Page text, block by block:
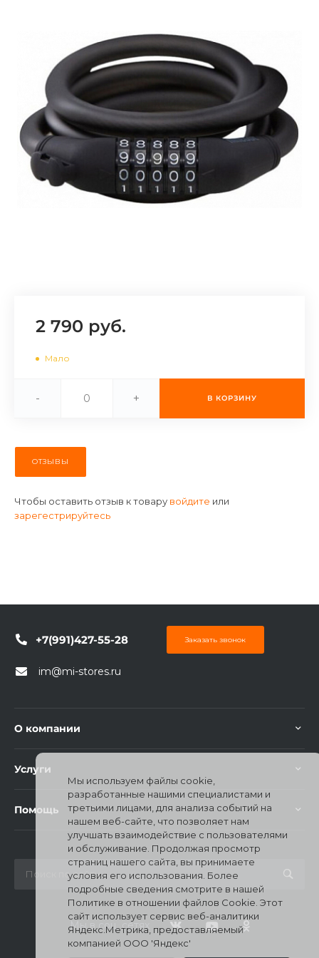
в корзину
Оплачивайте сегодня только
25% картой любого банка
Получайте товар
выбранный способом
об оплате Плайтом
недели
2 790 руб.
Мало
- + В КОРЗИНУ
ОТЗЫВЫ
Чтобы оставить отзыв к товару войдите или
зарегестрируйтесь
+7(991)427-55-28 Заказать звонок
im@mi-stores.ru
О компании
Услуги
Помощь
Мы в соц. сетях
Мы используем файлы cookie,
разработанные нашими специалистами и
третьими лицами, для анализа событий на
нашем веб-сайте, что позволяет нам
улучшать взаимодействие с пользователями
и обслуживание. Продолжая просмотр
страниц нашего сайта, вы принимаете
условия его использования. Более
подробные сведения смотрите в нашей
Политике в отношении файлов Cookie. Этот
сайт использует сервис веб-аналитики
Яндекс.Метрика, предоставляемый
компанией ООО 'Яндекс'